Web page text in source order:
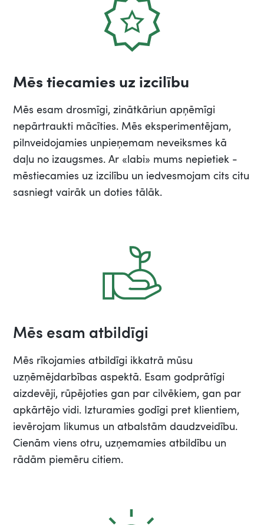
Mēs tiecamies uz izcilību
Mēs esam drosmīgi, zinātkāriun apņēmīgi
nepārtraukti mācīties. Mēs eksperimentējam,
pilnveidojamies unpieņemam neveiksmes kā
daļu no izaugsmes. Ar «labi» mums nepietiek -
mēstiecamies uz izcilību un iedvesmojam cits citu
sasniegt vairāk un doties tālāk.
Mēs esam atbildīgi
Mēs rīkojamies atbildīgi ikkatrā mūsu
uzņēmējdarbības aspektā. Esam godprātīgi
aizdevēji, rūpējoties gan par cilvēkiem, gan par
apkārtējo vidi. Izturamies godīgi pret klientiem,
ievērojam likumus un atbalstām daudzveidību.
Cienām viens otru, uzņemamies atbildību un
rādām piemēru citiem.